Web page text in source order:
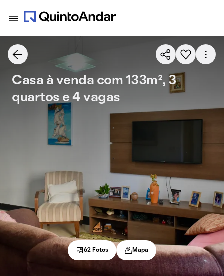
Casa à venda com 133m², 3
quartos e 4 vagas
62 Fotos Mapa